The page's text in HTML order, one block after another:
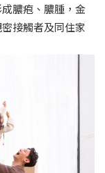
膿疱、膿腫，金
接觸者及同住家